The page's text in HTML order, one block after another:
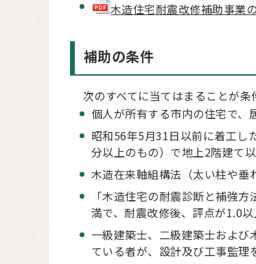
木造住宅耐震改修補助事業
補助の条件
次のすべてに当てはまることが条
個人が所有する市内の住宅で
昭和56年5月31日以前に着工し
分以上のもの）で地上2階建て
木造在来軸組構法（太い柱や垂
「木造住宅の耐震診断と補強
満で、耐震改修後、評点が1.0
一級建築士、二級建築士およ
ている者が、設計及び工事監理